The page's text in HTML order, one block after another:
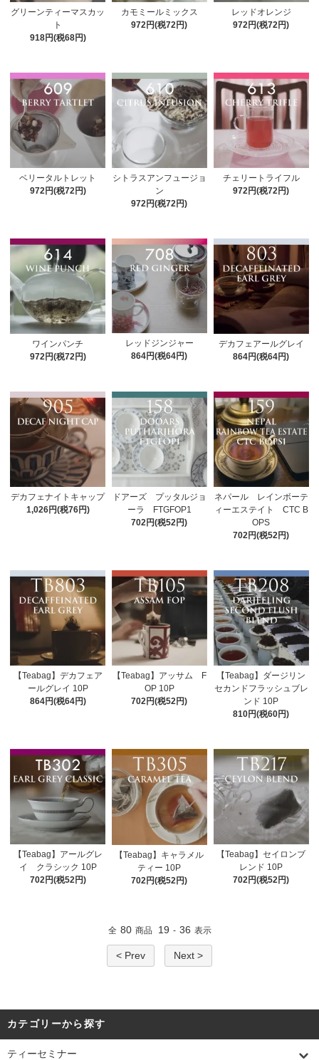
グリーンティーマスカッ
ト
918円(税68円)
カモミールミックス
972円(税72円)
レッドオレンジ
972円(税72円)
ベリータルトレット
972円(税72円)
シトラスアンフュージョ
ン
972円(税72円)
チェリートライフル
972円(税72円)
ワインパンチ
972円(税72円)
レッドジンジャー
864円(税64円)
デカフェアールグレイ
864円(税64円)
デカフェナイトキャップ
1,026円(税76円)
ドアーズ プッタルジョ
ーラ FTGFOP1
702円(税52円)
ネパール レインボーテ
ィーエステイト CTC B
OPS
702円(税52円)
【Teabag】デカフェア
ールグレイ 10P
864円(税64円)
【Teabag】アッサム F
OP 10P
702円(税52円)
【Teabag】ダージリン
セカンドフラッシュブレ
ンド 10P
810円(税60円)
【Teabag】アールグレ
イ クラシック 10P
702円(税52円)
【Teabag】キャラメル
ティー 10P
702円(税52円)
【Teabag】セイロンブ
レンド 10P
702円(税52円)
全 80 商品 19 - 36 表示
< Prev Next >
カテゴリーから探す
ティーセミナー